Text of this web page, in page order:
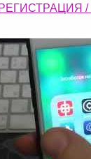
РЕГИСТРАЦИЯ